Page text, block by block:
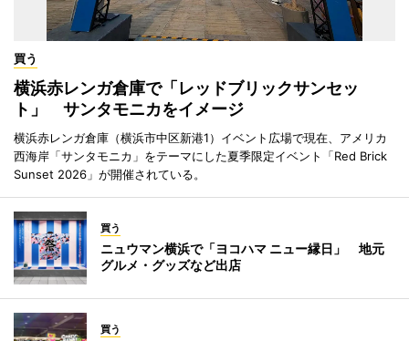
買う
横浜赤レンガ倉庫で「レッドブリックサンセッ
ト」 サンタモニカをイメージ
横浜赤レンガ倉庫（横浜市中区新港1）イベント広場で現在、アメリカ
西海岸「サンタモニカ」をテーマにした夏季限定イベント「Red Brick
Sunset 2026」が開催されている。
買う
ニュウマン横浜で「ヨコハマ ニュー縁日」 地元
グルメ・グッズなど出店
買う